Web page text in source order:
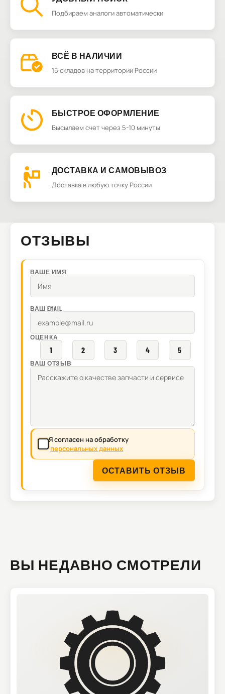
Подбираем аналоги автоматически
ВСЁ В НАЛИЧИИ
15 складов на территории России
БЫСТРОЕ ОФОРМЛЕНИЕ
Высылаем счет через 5-10 минуты
ДОСТАВКА И САМОВЫВОЗ
Доставка в любую точку России
ОТЗЫВЫ
ВАШЕ ИМЯ
ВАШ EMAIL
ОЦЕНКА
1 2 3 4 5
ВАШ ОТЗЫВ
Я согласен на обработку
персональных данных
ОСТАВИТЬ ОТЗЫВ
ВЫ НЕДАВНО СМОТРЕЛИ